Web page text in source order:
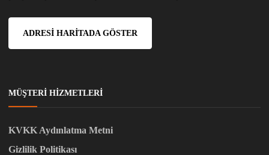
ADRESI HARITADA GÖSTER
MÜŞTERI HIZMETLERI
KVKK Aydınlatma Metni
Gizlilik Politikası